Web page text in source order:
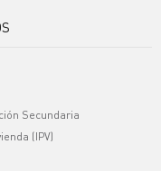
Secundaria
(IPV)